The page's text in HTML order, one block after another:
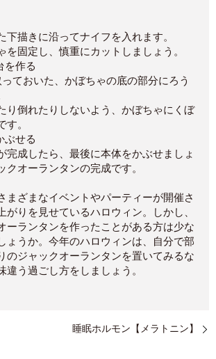
下描きに沿ってナイフを入れます。
を固定し、慎重にカットしましょう。
を作る
ておいた、かぼちゃの底の部分にろう
り倒れたりしないよう、かぼちゃにくぼ
す。
ぶせる
完成したら、最後に本体をかぶせましょ
クオーランタンの完成です。
まざまなイベントやパーティーが開催さ
がりを見せているハロウィン。しかし、
ーランタンを作ったことがある方は少な
ょうか。今年のハロウィンは、自分で部
のジャックオーランタンを置いてみるな
違う過ごし方をしましょう。
睡眠ホルモン【メラトニン】